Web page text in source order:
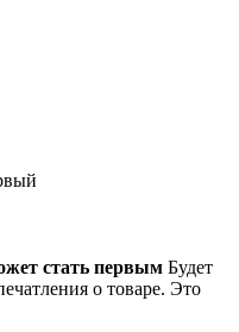
стать первым Будет
о товаре. Это